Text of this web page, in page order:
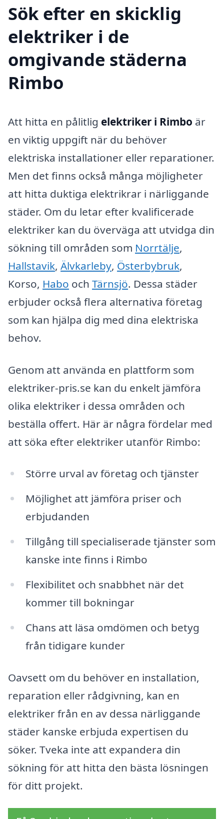
Sök efter en skicklig
elektriker i de
omgivande städerna
Rimbo
Att hitta en pålitlig elektriker i Rimbo är
en viktig uppgift när du behöver
elektriska installationer eller reparationer.
Men det finns också många möjligheter
att hitta duktiga elektrikrar i närliggande
städer. Om du letar efter kvalificerade
elektriker kan du överväga att utvidga din
sökning till områden som Norrtälje,
Hallstavik, Älvkarleby, Österbybruk,
Korso, Habo och Tärnsjö. Dessa städer
erbjuder också flera alternativa företag
som kan hjälpa dig med dina elektriska
behov.
Genom att använda en plattform som
elektriker-pris.se kan du enkelt jämföra
olika elektriker i dessa områden och
beställa offert. Här är några fördelar med
att söka efter elektriker utanför Rimbo:
Större urval av företag och tjänster
Möjlighet att jämföra priser och
erbjudanden
Tillgång till specialiserade tjänster som
kanske inte finns i Rimbo
Flexibilitet och snabbhet när det
kommer till bokningar
Chans att läsa omdömen och betyg
från tidigare kunder
Oavsett om du behöver en installation,
reparation eller rådgivning, kan en
elektriker från en av dessa närliggande
städer kanske erbjuda expertisen du
söker. Tveka inte att expandera din
sökning för att hitta den bästa lösningen
för ditt projekt.